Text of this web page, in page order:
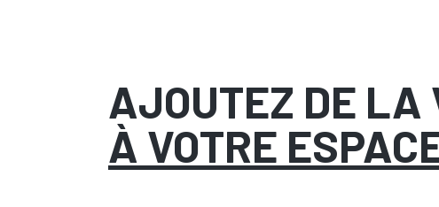
AJOUTEZ DE LA
À VOTRE